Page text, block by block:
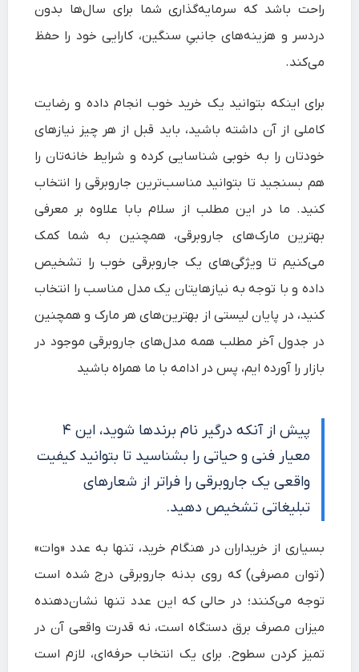
راحت باشد که سرمایه‌گذاری شما برای سال‌ها بدون
دردسر و هزینه‌های جانبیِ سنگین، کارایی خود را حفظ
می‌کند.
برای اینکه بتوانید یک خرید خوب انجام داده و رضایت
کاملی از آن داشته باشید، باید قبل از هر چیز نیازهای
خودتان را به خوبی شناسایی کرده و شرایط خانه‌تان را
هم بسنجید تا بتوانید مناسب‌ترین جاروبرقی را انتخاب
کنید. ما در این مطلب از سلام‌ بابا علاوه بر معرفی
بهترین مارک‌های جاروبرقی، همچنین به شما کمک
می‌کنیم تا ویژگی‌های یک جاروبرقی خوب را تشخیص
داده و با توجه به نیازهایتان یک مدل مناسب را انتخاب
کنید، در پایان لیستی از بهترین‌های هر مارک و همچنین
در جدول آخر مطلب همه مدل‌های جاروبرقی موجود در
بازار را آورده ایم، پس در ادامه با ما همراه باشید
پیش از آنکه درگیر نام برندها شوید، این ۴
معیار فنی و حیاتی را بشناسید تا بتوانید کیفیت
واقعی یک جاروبرقی را فراتر از شعارهای
تبلیغاتی تشخیص دهید.
بسیاری از خریداران در هنگام خرید، تنها به عدد «وات»
(توان مصرفی) که روی بدنه جاروبرقی درج شده است
توجه می‌کنند؛ در حالی که این عدد تنها نشان‌دهنده
میزان مصرف برق دستگاه است، نه قدرت واقعی آن در
تمیز کردن سطوح. برای یک انتخاب حرفه‌ای، لازم است